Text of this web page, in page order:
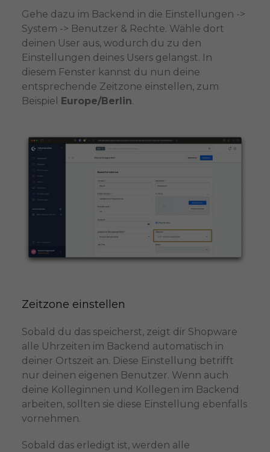
Gehe dazu im Backend in die Einstellungen ->
System -> Benutzer & Rechte. Wähle dort
deinen User aus, wodurch du zu den
Einstellungen deines Users gelangst. In
diesem Fenster kannst du nun deine
entsprechende Zeitzone einstellen, zum
Beispiel Europe/Berlin.
Zeitzone einstellen
Sobald du das speicherst, zeigt dir Shopware
alle Uhrzeiten im Backend automatisch in
deiner Ortszeit an. Diese Einstellung betrifft
nur deinen eigenen Benutzer. Wenn auch
deine Kolleginnen und Kollegen im Backend
arbeiten, sollten sie diese Einstellung ebenfalls
vornehmen.
Sobald das erledigt ist, werden alle